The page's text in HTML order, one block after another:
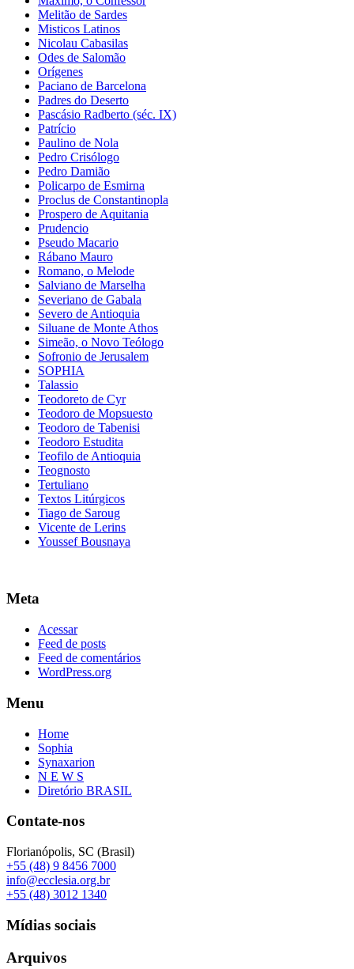
Melitão de Sardes
Misticos Latinos
Nicolau Cabasilas
Odes de Salomão
Orígenes
Paciano de Barcelona
Padres do Deserto
Pascásio Radberto (séc. IX)
Patrício
Paulino de Nola
Pedro Crisólogo
Pedro Damião
Policarpo de Esmirna
Proclus de Constantinopla
Prospero de Aquitania
Prudencio
Pseudo Macario
Rábano Mauro
Romano, o Melode
Salviano de Marselha
Severiano de Gabala
Severo de Antioquia
Siluane de Monte Athos
Simeão, o Novo Teólogo
Sofronio de Jerusalem
SOPHIA
Talassio
Teodoreto de Cyr
Teodoro de Mopsuesto
Teodoro de Tabenisi
Teodoro Estudita
Teofilo de Antioquia
Teognosto
Tertuliano
Textos Litúrgicos
Tiago de Saroug
Vicente de Lerins
Youssef Bousnaya
Meta
Acessar
Feed de posts
Feed de comentários
WordPress.org
Menu
Home
Sophia
Synaxarion
N E W S
Diretório BRASIL
Contate-nos
Florianópolis, SC (Brasil)
+55 (48) 9 8456 7000
info@ecclesia.org.br
+55 (48) 3012 1340
Mídias sociais
Arquivos